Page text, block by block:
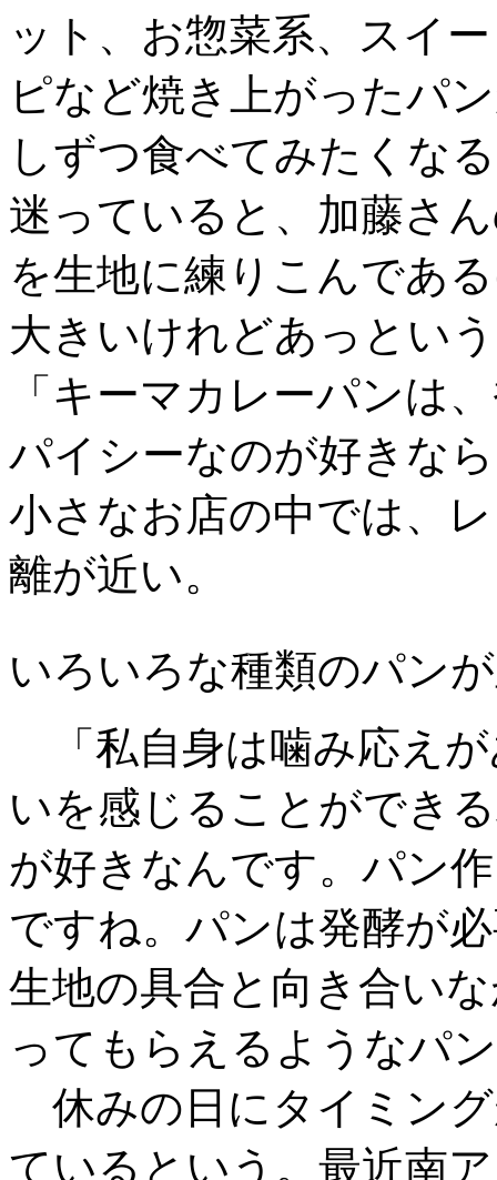
ット、お惣菜系、スイ
ピなど焼き上がったパ
しずつ食べてみたくな
迷っていると、加藤さ
を生地に練りこんであ
大きいけれどあっとい
「キーマカレーパンは
パイシーなのが好きな
小さなお店の中では、
離が近い。
いろいろな種類のパン
「私自身は噛み応え
いを感じることができ
が好きなんです。パン
ですね。パンは発酵が
生地の具合と向き合い
ってもらえるようなパ
休みの日にタイミン
ているという。最近南